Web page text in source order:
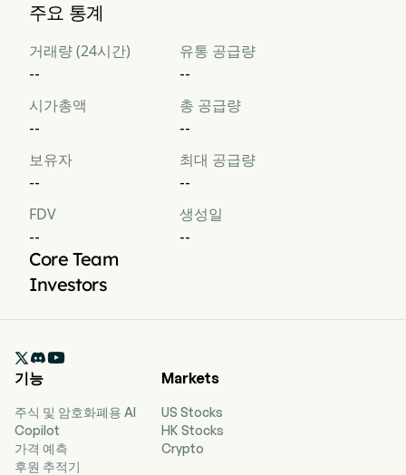
주요 통계
거래량 (24시간)
--
유통 공급량
--
시가총액
--
총 공급량
--
보유자
--
최대 공급량
--
FDV
--
생성일
--
Core Team
Investors

기능
주식 및 암호화폐용 AI
Copilot
가격 예측
후원 추적기
Markets
US Stocks
HK Stocks
Crypto